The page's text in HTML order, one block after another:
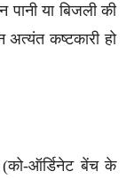
पानी या बिजली की
अत्यंत कष्टकारी हो
ऑर्डिनेट बेंच के